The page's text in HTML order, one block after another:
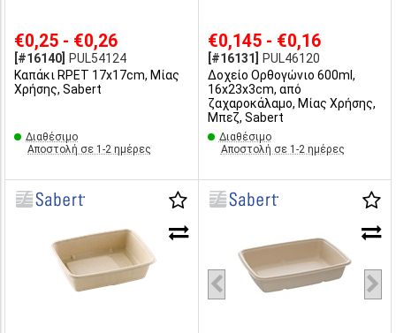
€0,25 - €0,26
[#16140]
PUL54124
Καπάκι RPET 17x17cm, Μίας
Χρήσης, Sabert
Διαθέσιμο
Αποστολή σε 1-2 ημέρες
€0,145 - €0,16
[#16131]
PUL46120
Δοχείο Ορθογώνιο 600ml,
16x23x3cm, από
ζαχαροκάλαμο, Μίας Χρήσης,
Μπεζ, Sabert
Διαθέσιμο
Αποστολή σε 1-2 ημέρες